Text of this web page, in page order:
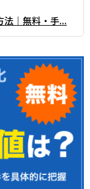
法｜無料・手...